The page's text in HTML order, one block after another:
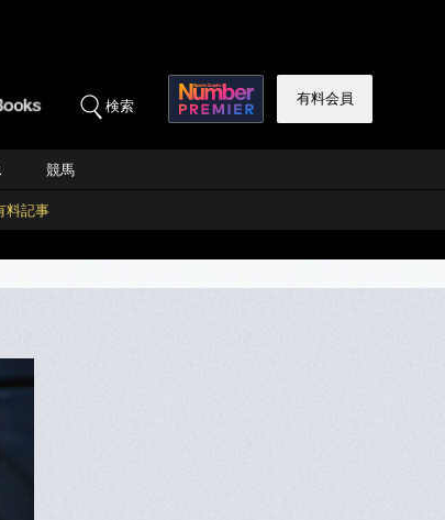
検索 有料会員
競馬
料記事